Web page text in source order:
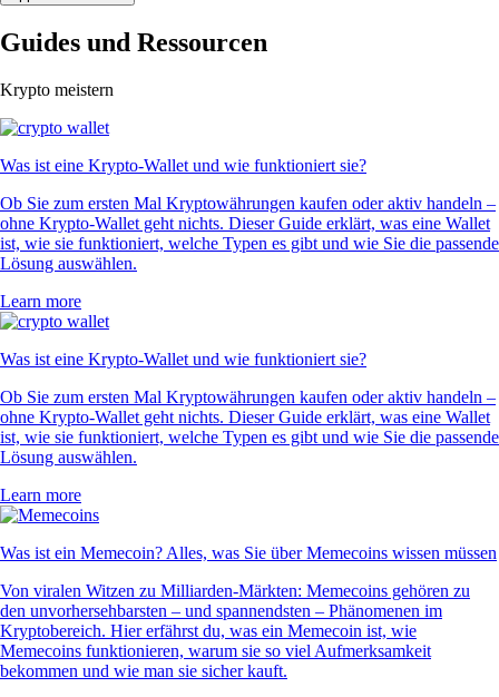
Guides und Ressourcen
Krypto meistern
Was ist eine Krypto-Wallet und wie funktioniert sie?
Ob Sie zum ersten Mal Kryptowährungen kaufen oder aktiv handeln –
ohne Krypto-Wallet geht nichts. Dieser Guide erklärt, was eine Wallet
ist, wie sie funktioniert, welche Typen es gibt und wie Sie die passende
Lösung auswählen.
Learn more
Was ist eine Krypto-Wallet und wie funktioniert sie?
Ob Sie zum ersten Mal Kryptowährungen kaufen oder aktiv handeln –
ohne Krypto-Wallet geht nichts. Dieser Guide erklärt, was eine Wallet
ist, wie sie funktioniert, welche Typen es gibt und wie Sie die passende
Lösung auswählen.
Learn more
Was ist ein Memecoin? Alles, was Sie über Memecoins wissen müssen
Von viralen Witzen zu Milliarden-Märkten: Memecoins gehören zu
den unvorhersehbarsten – und spannendsten – Phänomenen im
Kryptobereich. Hier erfährst du, was ein Memecoin ist, wie
Memecoins funktionieren, warum sie so viel Aufmerksamkeit
bekommen und wie man sie sicher kauft.